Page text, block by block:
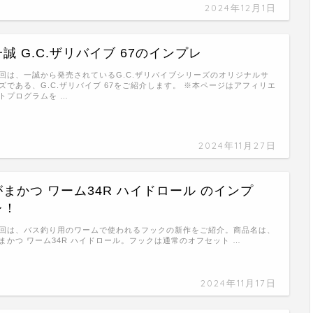
2024年12月1日
誠 G.C.ザリバイブ 67のインプレ
2024年11月27日
は、一誠から発売されているG.C.ザリバイブシリーズのオリジナルサ
である、G.C.ザリバイブ 67をご紹介します。 ※本ページはアフィリエ
プログラムを …
まかつ ワーム34R ハイドロール のインプ
2024年11月17日
は、バス釣り用のワームで使われるフックの新作をご紹介。商品名は、
かつ ワーム34R ハイドロール。フックは通常のオフセット …